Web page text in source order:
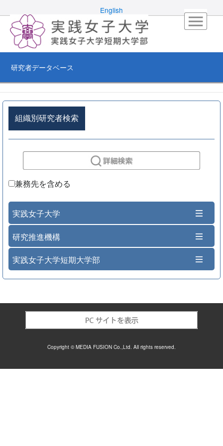
English
研究者データベース
組織別研究者検索
兼務先を含める
実践女子大学
研究推進機構
実践女子大学短期大学部
Copyright © MEDIA FUSION Co.,Ltd. All rights reserved.